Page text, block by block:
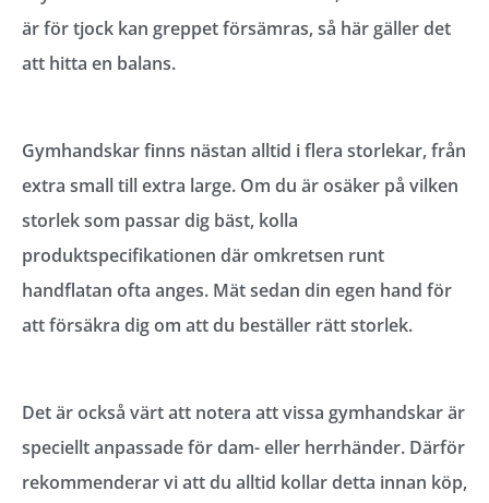
är för tjock kan greppet försämras, så här gäller det
att hitta en balans.
Gymhandskar finns nästan alltid i flera storlekar, från
extra small till extra large. Om du är osäker på vilken
storlek som passar dig bäst, kolla
produktspecifikationen där omkretsen runt
handflatan ofta anges. Mät sedan din egen hand för
att försäkra dig om att du beställer rätt storlek.
Det är också värt att notera att vissa gymhandskar är
speciellt anpassade för dam- eller herrhänder. Därför
rekommenderar vi att du alltid kollar detta innan köp,